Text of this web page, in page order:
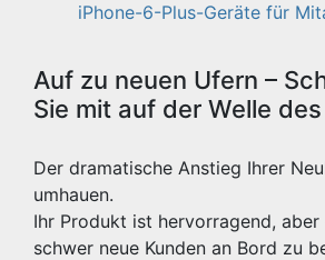
iPhone-6-Plus-Geräte für
Auf zu neuen Ufern –
Sie mit auf der Welle
Der dramatische Anstieg Ihrer
umhauen.
Ihr Produkt ist hervorragend,
schwer neue Kunden an Bord zu